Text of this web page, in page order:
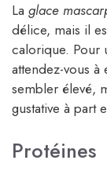
La glace
délice, mais il
calorique. Pour
attendez-vous
sembler élevé,
gustative à part
Protéines